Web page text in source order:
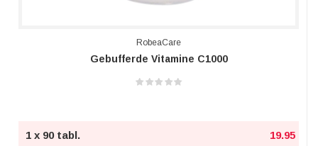
RobeaCare
Gebufferde Vitamine C1000
1 x 90 tabl. 19.95